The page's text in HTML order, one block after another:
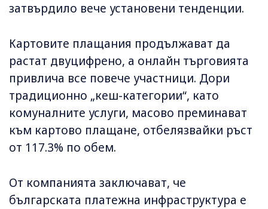
затвърдило вече установени тенденции.
Картовите плащания продължават да
растат двуцифрено, а онлайн търговията
привлича все повече участници. Дори
традиционно „кеш-категории“, като
комуналните услуги, масово преминават
към картово плащане, отбелязвайки ръст
от 117.3% по обем.
От компанията заключават, че
българската платежна инфраструктура е